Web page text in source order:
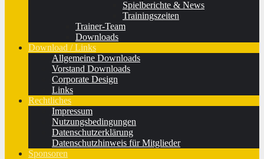
Spielberichte & News
Trainingszeiten
Trainer-Team
Downloads
Download / Links
Allgemeine Downloads
Vorstand Downloads
Corporate Design
Links
Rechtliches
Impressum
Nutzungsbedingungen
Datenschutzerklärung
Datenschutzhinweis für Mitglieder
Sponsoren